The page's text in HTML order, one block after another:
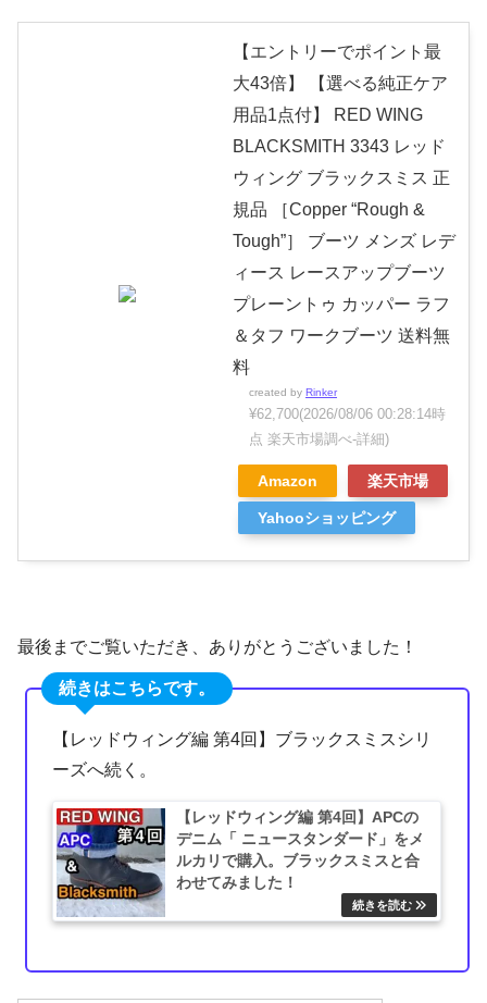
【エントリーでポイント最
大43倍】 【選べる純正ケア
用品1点付】 RED WING
BLACKSMITH 3343 レッド
ウィング ブラックスミス 正
規品 ［Copper “Rough &
Tough”］ ブーツ メンズ レデ
ィース レースアップブーツ
プレーントゥ カッパー ラフ
＆タフ ワークブーツ 送料無
料
created by Rinker
¥62,700(2026/08/06 00:28:14時
点 楽天市場調べ-詳細)
Amazon 楽天市場
Yahooショッピング
最後までご覧いただき、ありがとうございました！
続きはこちらです。
【レッドウィング編 第4回】ブラックスミスシリ
ーズへ続く。
【レッドウィング編 第4回】APCの
デニム「 ニュースタンダード」をメ
ルカリで購入。ブラックスミスと合
わせてみました！